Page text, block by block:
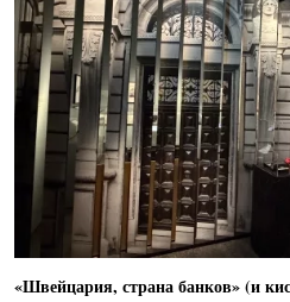
«Швейцария, страна банков» (и